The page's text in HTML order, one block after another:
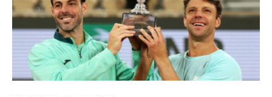
LEGISLACIÓN DEPORTIVA
UNIVERSO CAD
NOTICIAS
CAD MEDIA